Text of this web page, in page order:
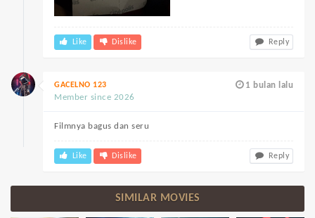
Like Dislike Reply
1 bulan lalu
GACELNO 123
Member since 2026
Filmnya bagus dan seru
Like Dislike Reply
SIMILAR MOVIES